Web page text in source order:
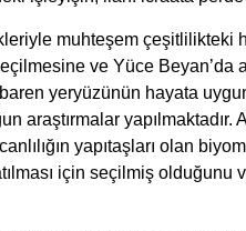
muhteşem çeşitlilikteki
ve Yüce
yeryüzünün hayata
araştırmalar
yapıtaşları olan
için seçilmiş